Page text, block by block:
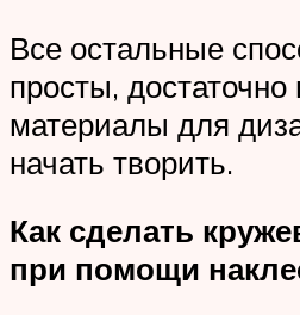
Все остальные
просты, достаточно
материалы для
начать творить.
Как сделать
при помощи